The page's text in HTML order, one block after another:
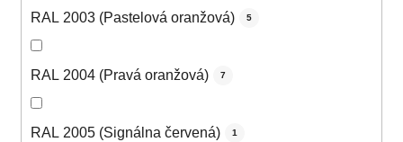
RAL 2003 (Pastelová oranžová) 5
RAL 2004 (Pravá oranžová) 7
RAL 2005 (Signálna červená) 1